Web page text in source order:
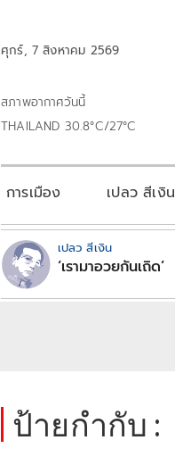
ศุกร์, 7 สิงหาคม 2569
สภาพอากาศวันนี้
THAILAND 30.8°C/27°C
การเมือง เปลว สีเงิน
เปลว สีเงิน
‘เรามาอวยกันเถิด’
ป้ายกำกับ :